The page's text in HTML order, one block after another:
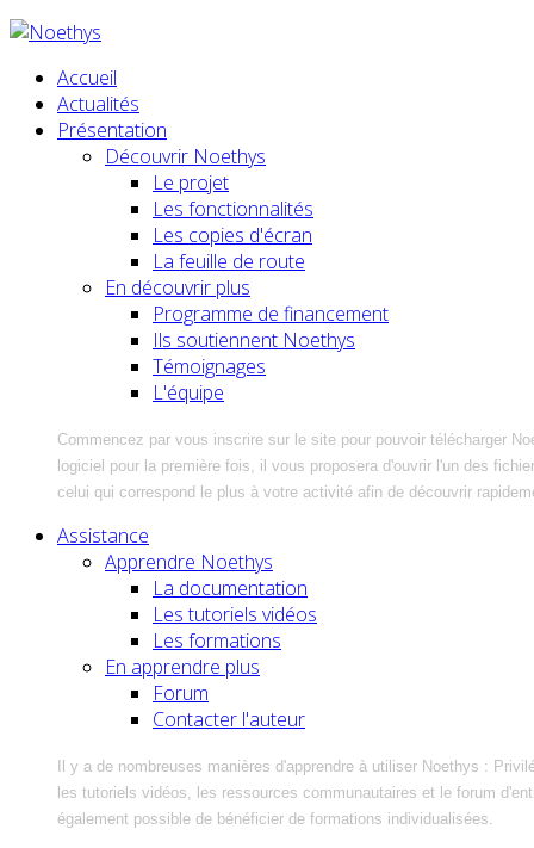
Accueil
Actualités
Présentation
Découvrir Noethys
Le projet
Les fonctionnalités
Les copies d'écran
La feuille de route
En découvrir plus
Programme de financement
Ils soutiennent Noethys
Témoignages
L'équipe
Commencez par vous inscrire sur le site pour pouvoir télécharger
logiciel pour la première fois, il vous proposera d'ouvrir l'un des
celui qui correspond le plus à votre activité afin de découvrir
Assistance
Apprendre Noethys
La documentation
Les tutoriels vidéos
Les formations
En apprendre plus
Forum
Contacter l'auteur
Il y a de nombreuses manières d'apprendre à utiliser Noethys :
les tutoriels vidéos, les ressources communautaires et le forum
également possible de bénéficier de formations individualisées.